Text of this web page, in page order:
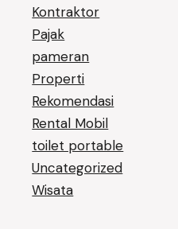
Kontraktor
Pajak
pameran
Properti
Rekomendasi
Rental Mobil
toilet portable
Uncategorized
Wisata